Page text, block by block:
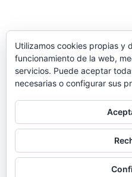
© 2026 Manquepierda
por
Utilizamos cookies propias y
funcionamiento de la web,
servicios. Puede aceptar
necesarias o configurar sus